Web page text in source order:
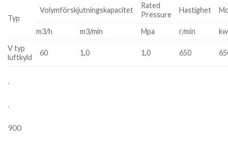
Typ
Volymförskjutningskapacitet
Rated
Pressure
Hastighet
m3/h m3/min Mpa r/min
kw
V typ
luftkyld
60 1,0 1,0 650
.
.
900